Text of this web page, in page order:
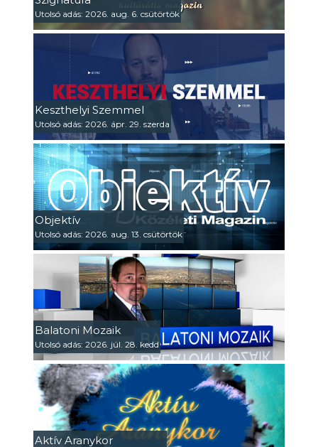
Utolsó adás: 2026. aug. 6. csütörtök
Keszthelyi Szemmel
Utolsó adás: 2026. ápr. 29. szerda
Objektív
Utolsó adás: 2026. aug. 13. csütörtök
Balatoni Mozaik
Utolsó adás: 2026. júl. 28. kedd
Aktív Aranykor